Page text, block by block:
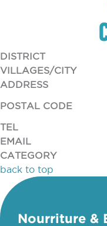
DISTRICT
VILLAGES/CITY
ADDRESS
POSTAL CODE
TEL
EMAIL
CATEGORY
back to top
Nourriture &